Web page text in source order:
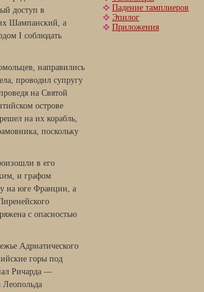
доступ в
Шампанский, а
I соблюдать
направились
проводил супругу
на Святой
острове
на их корабль,
поскольку
в его
и графом
на юге Франции, а
с опасностью
Адриатического
горы под
Ричарда —
Падение тамплиеров
Эпилог
Приложения